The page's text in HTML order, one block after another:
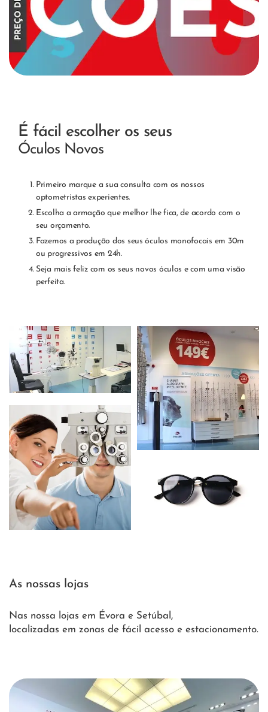
É fácil escolher os seus
Óculos Novos
Primeiro marque a sua consulta com os nossos
optometristas experientes.
Escolha a armação que melhor lhe fica, de acordo com o
seu orçamento.
Fazemos a produção dos seus óculos monofocais em 30m
ou progressivos em 24h.
Seja mais feliz com os seus novos óculos e com uma visão
perfeita.
As nossas lojas
Nas nossa lojas em Évora e Setúbal,
localizadas em zonas de fácil acesso e estacionamento.